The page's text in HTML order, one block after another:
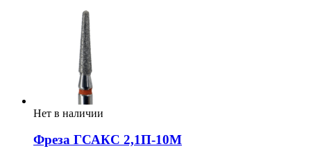
Нет в наличии
Фреза ГСАКС 2,1П-10М